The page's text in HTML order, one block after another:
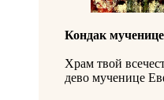
Кондак
Храм твой
дево мученице